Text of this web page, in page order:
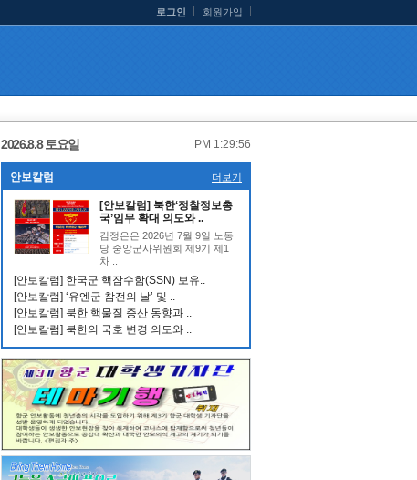
로그인 회원가입
2026.8.8 토요일 PM 1:29:56
안보칼럼 더보기
[안보칼럼] 북한‘정찰정보총
국’임무 확대 의도와 ..
김정은은 2026년 7월 9일 노동
당 중앙군사위원회 제9기 제1
차 ..
[안보칼럼] 한국군 핵잠수함(SSN) 보유..
[안보칼럼] ‘유엔군 참전의 날’ 및 ..
[안보칼럼] 북한 핵물질 증산 동향과 ..
[안보칼럼] 북한의 국호 변경 의도와 ..